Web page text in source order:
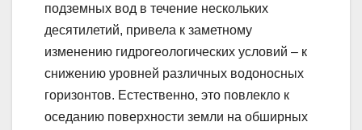
подземных вод в течение нескольких
десятилетий, привела к заметному
изменению гидрогеологических условий – к
снижению уровней различных водоносных
горизонтов. Естественно, это повлекло к
оседанию поверхности земли на обширных